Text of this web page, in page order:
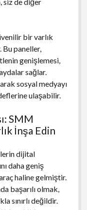
bir varlık
Bu paneller,
genişlemesi,
sağlar.
sosyal medyayı
ulaşabilir.
SMM
İnşa Edin
dijital
daha geniş
haline gelmiştir.
başarılı olmak,
sınırlı değildir.